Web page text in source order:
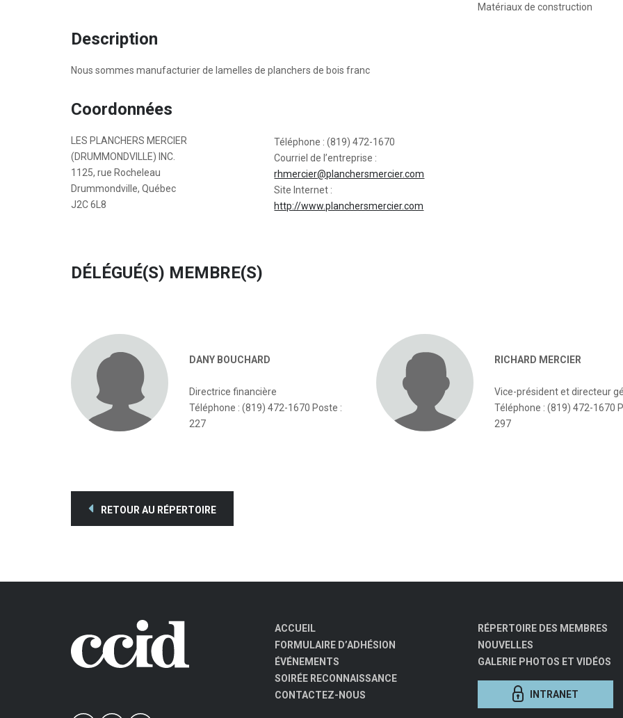
Matériaux de construction
Description
Nous sommes manufacturier de lamelles de planchers de bois franc
Coordonnées
LES PLANCHERS MERCIER
(DRUMMONDVILLE) INC.
1125, rue Rocheleau
Drummondville, Québec
J2C 6L8
Téléphone : (819) 472-1670
Courriel de l’entreprise :
rhmercier@planchersmercier.com
Site Internet :
http://www.planchersmercier.com
DÉLÉGUÉ(S) MEMBRE(S)
DANY BOUCHARD
Directrice financière
Téléphone : (819) 472-1670 Poste :
227
RICHARD MERCIER
Vice-président et directeur
Téléphone : (819) 472-1670
297
RETOUR AU RÉPERTOIRE
ACCUEIL
FORMULAIRE D’ADHÉSION
ÉVÉNEMENTS
SOIRÉE RECONNAISSANCE
CONTACTEZ-NOUS
RÉPERTOIRE DES MEMBRES
NOUVELLES
GALERIE PHOTOS ET VIDÉOS
INTRANET